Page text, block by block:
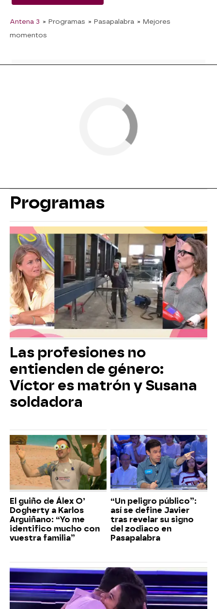
Antena 3 » Programas » Pasapalabra » Mejores
momentos
Programas
Las profesiones no
entienden de género:
Víctor es matrón y Susana
soldadora
El guiño de Álex O’
Dogherty a Karlos
Arguiñano: “Yo me
identifico mucho con
vuestra familia”
“Un peligro público”:
así se define Javier
tras revelar su signo
del zodiaco en
Pasapalabra